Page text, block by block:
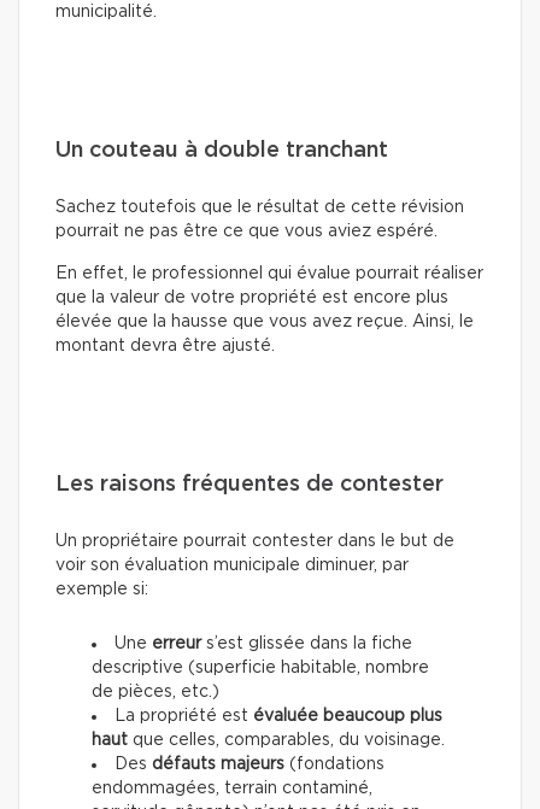
municipalité.
Un couteau à double tranchant
Sachez toutefois que le résultat de cette révision
pourrait ne pas être ce que vous aviez espéré.
En effet, le professionnel qui évalue pourrait réaliser
que la valeur de votre propriété est encore plus
élevée que la hausse que vous avez reçue. Ainsi, le
montant devra être ajusté.
Les raisons fréquentes de contester
Un propriétaire pourrait contester dans le but de
voir son évaluation municipale diminuer, par
exemple si:
Une erreur s’est glissée dans la fiche
descriptive (superficie habitable, nombre
de pièces, etc.)
La propriété est évaluée beaucoup plus
haut que celles, comparables, du voisinage.
Des défauts majeurs (fondations
endommagées, terrain contaminé,